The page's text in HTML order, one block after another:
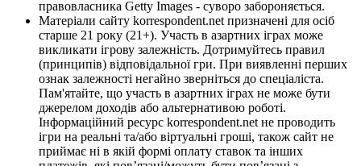
правовласника Getty Images - суворо забороняється.
Матеріали сайту korrespondent.net призначені для осіб
старше 21 року (21+). Участь в азартних іграх може
викликати ігрову залежність. Дотримуйтесь правил
(принципів) відповідальної гри. При виявленні перших
ознак залежності негайно зверніться до спеціаліста.
Пам'ятайте, що участь в азартних іграх не може бути
джерелом доходів або альтернативою роботі.
Інформаційний ресурс korrespondent.net не проводить
ігри на реальні та/або віртуальні гроші, також сайт не
приймає ні в якій формі оплату ставок та інших